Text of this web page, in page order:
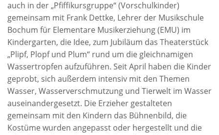
auch in der „Pfiffikursgruppe“ (Vorschulkinder)
gemeinsam mit Frank Dettke, Lehrer der Musikschule
Bochum für Elementare Musikerziehung (EMU) im
Kindergarten, die Idee, zum Jubiläum das Theaterstück
„Plipf, Plopf und Plum“ rund um die gleichnamigen
Wassertropfen aufzuführen. Seit April haben die Kinder
geprobt, sich außerdem intensiv mit den Themen
Wasser, Wasserverschmutzung und Tierwelt im Wasser
auseinandergesetzt. Die Erzieher gestalteten
gemeinsam mit den Kindern das Bühnenbild, die
Kostüme wurden angepasst oder hergestellt und die